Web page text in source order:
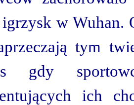
w Wuhan.
tym
gdy
ich